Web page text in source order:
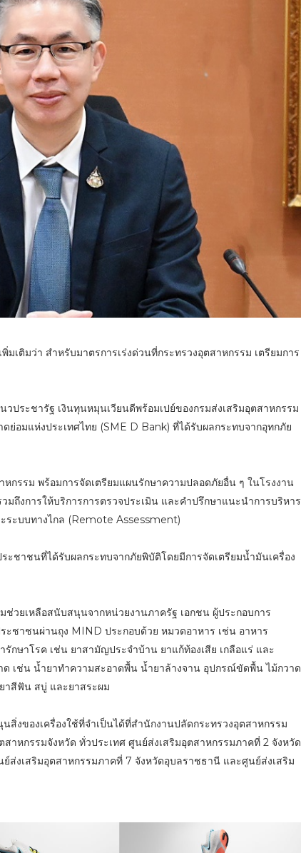
เติมว่า สำหรับมาตรการเร่งด่วนที่กระทรวงอุตสาหกรรม เตรียมการ
ประชารัฐ เงินทุนหมุนเวียนดีพร้อมเปย์ของกรมส่งเสริมอุตสาหกรรม
อมแห่งประเทศไทย (SME D Bank) ที่ได้รับผลกระทบจากอุทกภัย
หกรรม พร้อมการจัดเตรียมแผนรักษาความปลอดภัยอื่น ๆ ในโรงงาน
มถึงการให้บริการการตรวจประเมิน และคำปรึกษาแนะนำการบริหาร
ระบบทางไกล (Remote Assessment)
ชาชนที่ได้รับผลกระทบจากภัยพิบัติโดยมีการจัดเตรียมน้ำมันเครื่อง
ช่วยเหลือสนับสนุนจากหน่วยงานภาครัฐ เอกชน ผู้ประกอบการ
ะชาชนผ่านถุง MIND ประกอบด้วย หมวดอาหาร เช่น อาหาร
กษาโรค เช่น ยาสามัญประจำบ้าน ยาแก้ท้องเสีย เกลือแร่ และ
เช่น น้ำยาทำความสะอาดพื้น น้ำยาล้างจาน อุปกรณ์ขัดพื้น ไม้กวาด
าสีฟัน สบู่ และยาสระผม
งของเครื่องใช้ที่จำเป็นได้ที่สำนักงานปลัดกระทรวงอุตสาหกรรม
หกรรมจังหวัด ทั่วประเทศ ศูนย์ส่งเสริมอุตสาหกรรมภาคที่ 2 จังหวัด
งเสริมอุตสาหกรรมภาคที่ 7 จังหวัดอุบลราชธานี และศูนย์ส่งเสริม